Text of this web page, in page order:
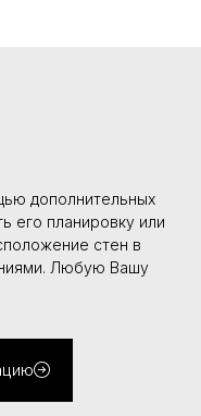
дополнительных
его планировку или
стен в
Любую Вашу